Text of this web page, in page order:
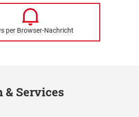
per Browser-Nachricht
& Services